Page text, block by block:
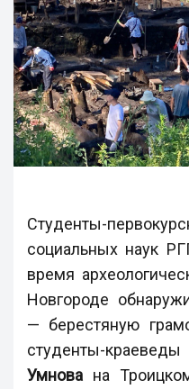
Студенты-
социальных наук
время
Новгороде
— берестяную
студенты-краеведы
Умнова на